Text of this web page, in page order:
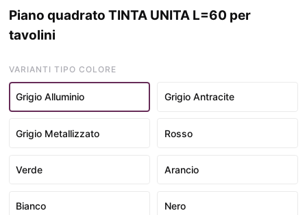
Piano quadrato TINTA UNITA L=60 per
tavolini
VARIANTI TIPO COLORE
Grigio Alluminio Grigio Antracite
Grigio Metallizzato Rosso
Verde Arancio
Bianco Nero